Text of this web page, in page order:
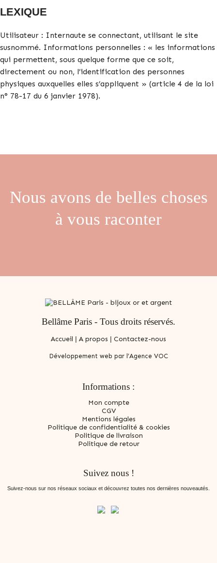
LEXIQUE
Utilisateur : Internaute se connectant, utilisant le site
susnommé. Informations personnelles : « les informations
qui permettent, sous quelque forme que ce soit,
directement ou non, l’identification des personnes
physiques auxquelles elles s’appliquent » (article 4 de la loi
n° 78-17 du 6 janvier 1978).
Nous avons de belles choses
à vous raconter
Bellâme Paris - Tous droits réservés.
Accueil | A propos | Contactez-nous
Développement web par l’Agence VOC
Informations :
Mon compte
CGV
Mentions légales
Politique de confidentialité & cookies
Politique de livraison
Politique de retour
Suivez nous !
Suivez-nous sur nos réseaux sociaux et découvrez toutes nos dernières nouveautés.